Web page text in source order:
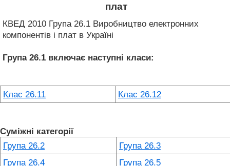
плат
КВЕД 2010 Група 26.1 Виробництво електронних
компонентів і плат в Україні
Група 26.1 включає наступні класи:
Клас 26.11 Клас 26.12
Суміжні категорії
Група 26.2
Група 26.3
Група 26.4
Група 26.5